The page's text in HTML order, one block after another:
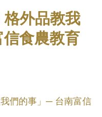
格外品教我
食農教育